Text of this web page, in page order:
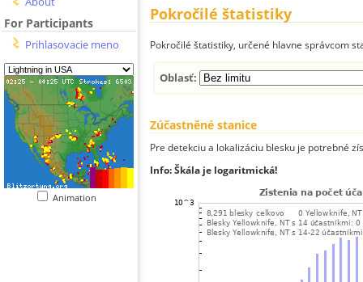
For Participants
Prihlasovacie meno
Animation
Pokročilé štatistiky
Pokročilé štatistiky, určené hlavne správcom
Oblasť:
Zúčastněné stanice
Pre detekciu a lokalizáciu blesku je potrebné
Info: Škála je logaritmická!